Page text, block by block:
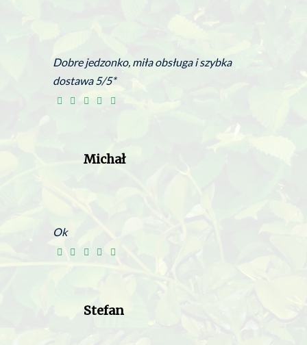
Dobre jedzonko, miła obsługa i szybka
dostawa 5/5*
Michał
Ok
Stefan